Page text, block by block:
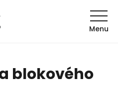
Menu
blokového